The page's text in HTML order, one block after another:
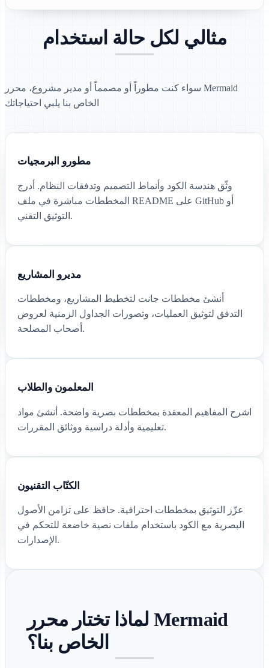
مثالي لكل حالة استخدام
سواء كنت مطوراً أو مصمماً أو مدير مشروع، محرر Mermaid
الخاص بنا يلبي احتياجاتك
مطورو البرمجيات
وثّق هندسة الكود وأنماط التصميم وتدفقات النظام. أدرج
المخططات مباشرة في ملف README على GitHub أو
التوثيق التقني.
مديرو المشاريع
أنشئ مخططات جانت لتخطيط المشاريع، ومخططات
التدفق لتوثيق العمليات، وتصورات الجداول الزمنية لعروض
أصحاب المصلحة.
المعلمون والطلاب
اشرح المفاهيم المعقدة بمخططات بصرية واضحة. أنشئ مواد
تعليمية وأدلة دراسية ووثائق المقررات.
الكتّاب التقنيون
عزّز التوثيق بمخططات احترافية. حافظ على تزامن الأصول
البصرية مع الكود باستخدام ملفات نصية خاضعة للتحكم في
الإصدارات.
لماذا تختار محرر Mermaid
الخاص بنا؟